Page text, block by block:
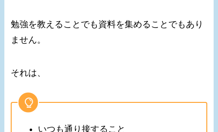
勉強を教えることでも資料を集めることでもあり
ません。
それは、
いつも通り接すること